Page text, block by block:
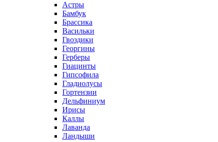
Астры
Бамбук
Брассика
Васильки
Гвоздики
Георгины
Герберы
Гиацинты
Гипсофила
Гладиолусы
Гортензии
Дельфиниум
Ирисы
Каллы
Лаванда
Ландыши